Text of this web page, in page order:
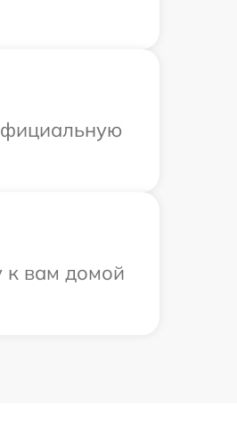
к вам домой